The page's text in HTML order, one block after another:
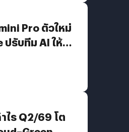
Pro ตัวใหม่
ปรับทีม AI ให้
ไร Q2/69 โต